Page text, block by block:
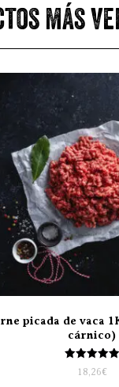
más
picada de vaca
cárnico)
Valorado
con
18,26€